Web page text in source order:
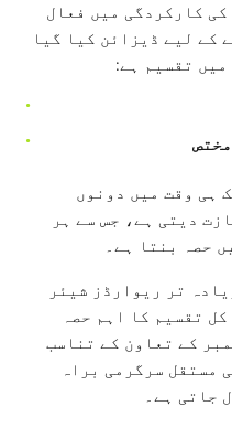
کارکردگی میں فعال
کے لیے ڈیزائن کیا گیا
تقسیم ہے:
ہی وقت میں دونوں
دیتی ہے، جس سے ہر
حصہ بنتا ہے۔
ٹاپ 20 ٹیمیں زیادہ تر ریوارڈز شیئر
تقسیم کا اہم حصہ
کے تعاون کے تناسب
مستقل سرگرمی براہ
جاتی ہے۔